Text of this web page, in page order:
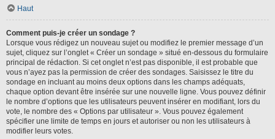
Haut
Comment puis-je créer un sondage ?
Lorsque vous rédigez un nouveau sujet ou modifiez le premier message d’un
sujet, cliquez sur l’onglet « Créer un sondage » situé en-dessous du formulaire
principal de rédaction. Si cet onglet n’est pas disponible, il est probable que
vous n’ayez pas la permission de créer des sondages. Saisissez le titre du
sondage en incluant au moins deux options dans les champs adéquats,
chaque option devant être insérée sur une nouvelle ligne. Vous pouvez définir
le nombre d’options que les utilisateurs peuvent insérer en modifiant, lors du
vote, le nombre des « Options par utilisateur ». Vous pouvez également
spécifier une limite de temps en jours et autoriser ou non les utilisateurs à
modifier leurs votes.